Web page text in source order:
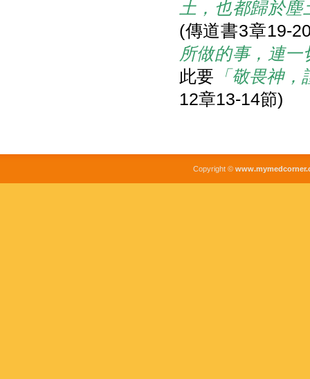
土，也都歸於
(傳道書3章19-
所做的事，連
此要 「敬畏神
12章13-14節)
Copyright ©